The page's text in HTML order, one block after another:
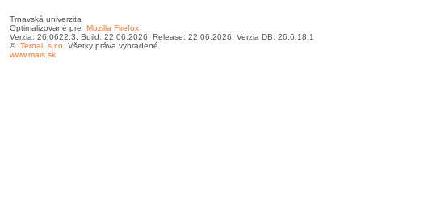
Trnavská univerzita
Optimalizované pre Mozilla Firefox
Verzia: 26.0622.3, Build: 22.06.2026, Release: 22.06.2026, Verzia DB: 26.6.18.1
© ITernal, s.r.o . Všetky práva vyhradené
www.mais.sk